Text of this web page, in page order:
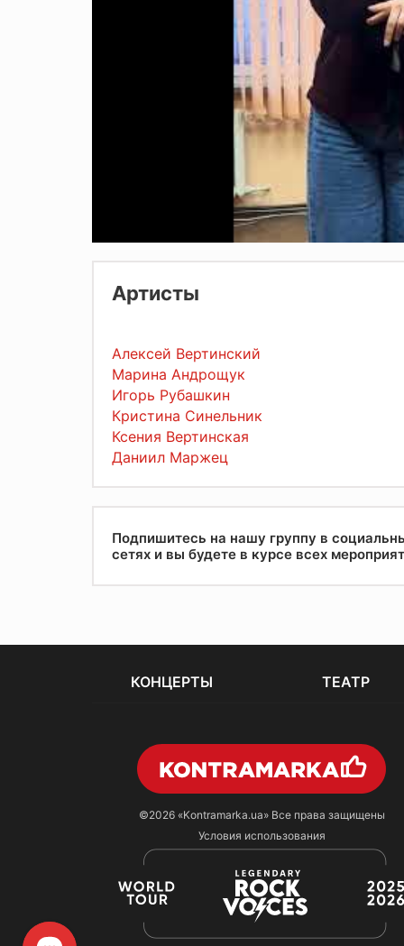
Артисты
Алексей Вертинский
Марина Андрощук
Игорь Рубашкин
Кристина Синельник
Ксения Вертинская
Даниил Маржец
Подпишитесь на нашу группу в
сетях и вы будете в курсе всех
КОНЦЕРТЫ ТЕАТР
©2026 «Kontramarka.ua»Все права защищены
Условия использования